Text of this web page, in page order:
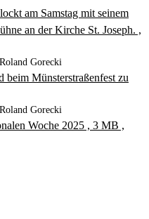
am Samstag mit seinem
an der Kirche St. Joseph. ,
Gorecki
beim Münsterstraßenfest zu
Gorecki
Woche 2025 , 3 MB ,